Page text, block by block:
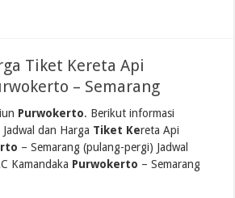
Tiket Kereta Api
– Semarang
Purwokerto. Berikut informasi
dan Harga Tiket Kereta Api
– Semarang (pulang-pergi) Jadwal
Kamandaka Purwokerto – Semarang